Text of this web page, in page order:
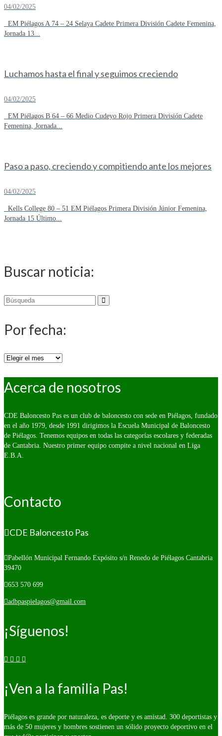
04/02/2025
EM Piélagos A 74 – 24 Selaya Cadete Primera División Cadete Femenina,
Jornada 13...
Luchamos hasta el final y seguimos creciendo
04/02/2025
EM Piélagos B 64 – 66 Medio Cudeyo Rojo Primera División Cadete
Femenina, Jornada...
Paso a paso, creciendo y compitiendo ante los mejores
04/02/2025
Kells College 80 – 51 EM Piélagos Primera División Júnior Femenina,
Jornada 15 Último...
Buscar noticia:
Buscar
Por fecha:
Por
Acerca de nosotros
CDE Baloncesto Pas es un club de baloncesto con sede en Piélagos, fundado
en el año 1979, desde 1991 dirigimos la Escuela Municipal de Baloncesto
de Piélagos. Tenemos equipos en todas las categorías escolares y federadas
de Cantabria. Nuestro primer equipo compite a nivel nacional en Liga
E.B.A.
Contacto
CDE Baloncesto Pas
Pabellón Municipal Fernando Expósito s/n Renedo de Piélagos Cantabria
39470
653 570 699
adbpaspielagos@gmail.com
¡Síguenos!
¡Ven a la familia Pas!
Piélagos es grande por naturaleza, es deporte y es amistad. 300 deportistas y
más de 50 mujeres y hombres sostienen un sólido proyecto deportivo en el